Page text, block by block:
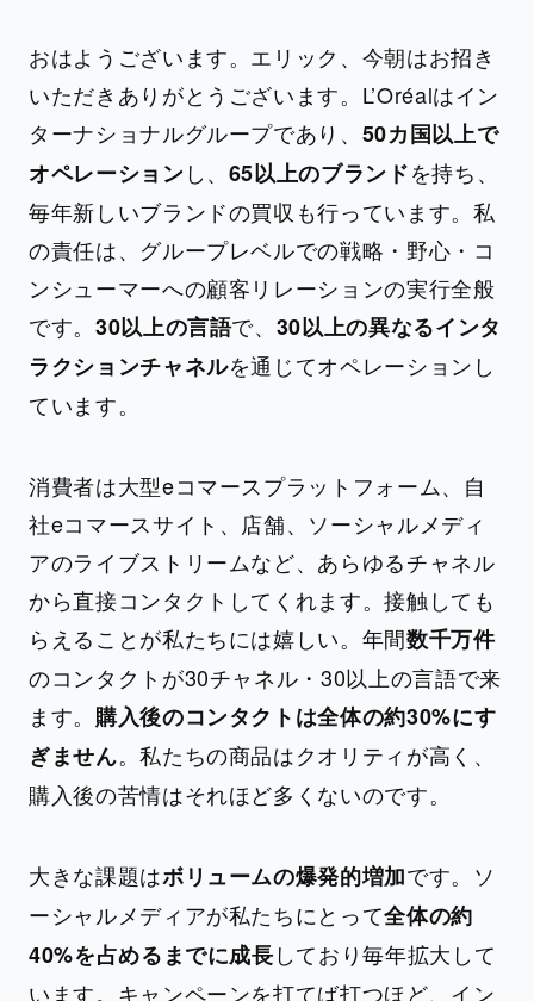
おはようございます。エリック、今朝はお招き
いただきありがとうございます。L’Oréalはイン
ターナショナルグループであり、 50カ国以上で
オペレーションし、 65以上のブランドを持ち、
毎年新しいブランドの買収も行っています。私
の責任は、グループレベルでの戦略・野心・コ
ンシューマーへの顧客リレーションの実行全般
です。 30以上の言語で、 30以上の異なるインタ
ラクションチャネルを通じてオペレーションし
ています。
消費者は大型eコマースプラットフォーム、自
社eコマースサイト、店舗、ソーシャルメディ
アのライブストリームなど、あらゆるチャネル
から直接コンタクトしてくれます。接触しても
らえることが私たちには嬉しい。年間数千万件
のコンタクトが30チャネル・30以上の言語で来
ます。 購入後のコンタクトは全体の約30%にす
ぎません。私たちの商品はクオリティが高く、
購入後の苦情はそれほど多くないのです。
大きな課題はボリュームの爆発的増加です。ソ
ーシャルメディアが私たちにとって全体の約
40%を占めるまでに成長しており毎年拡大して
います。キャンペーンを打てば打つほど、イン